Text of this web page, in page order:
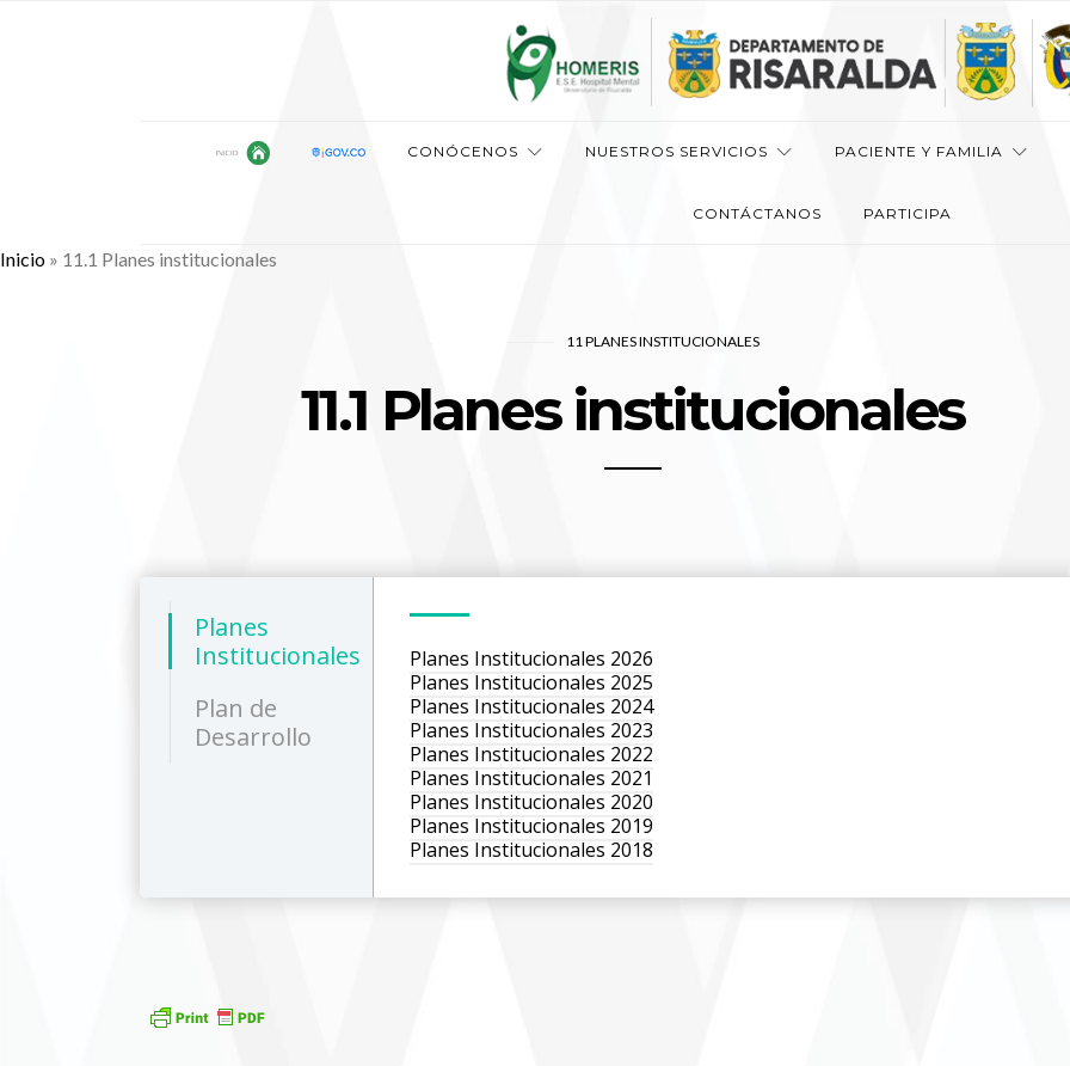
CONÓCENOS NUESTROS SERVICIOS PACIENTE Y FAMILIA
CONTÁCTANOS PARTICIPA
Inicio » 11.1 Planes institucionales
11 PLANES INSTITUCIONALES
11.1 Planes institucionales
Planes
Institucionales
Plan de
Desarrollo
Planes Institucionales 2026
Planes Institucionales 2025
Planes Institucionales 2024
Planes Institucionales 2023
Planes Institucionales 2022
Planes Institucionales 2021
Planes Institucionales 2020
Planes Institucionales 2019
Planes Institucionales 2018